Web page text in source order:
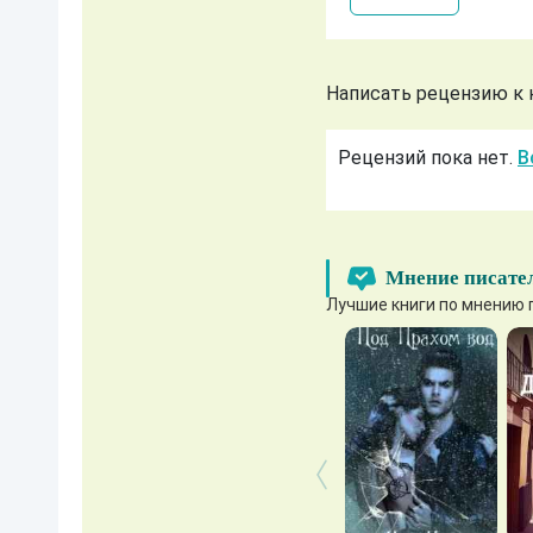
Написать рецензию
Рецензий пока нет.
Мнение
Лучшие книги по мнению